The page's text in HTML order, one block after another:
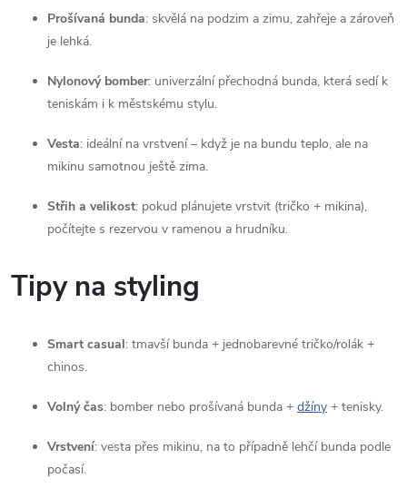
u
Prošívaná bunda: skvělá na podzim a zimu, zahřeje a zároveň
je lehká.
Nylonový bomber: univerzální přechodná bunda, která sedí k
teniskám i k městskému stylu.
Vesta: ideální na vrstvení – když je na bundu teplo, ale na
mikinu samotnou ještě zima.
Střih a velikost: pokud plánujete vrstvit (tričko + mikina),
počítejte s rezervou v ramenou a hrudníku.
Tipy na styling
Smart casual: tmavší bunda + jednobarevné tričko/rolák +
chinos.
Volný čas: bomber nebo prošívaná bunda + džíny + tenisky.
Vrstvení: vesta přes mikinu, na to případně lehčí bunda podle
počasí.